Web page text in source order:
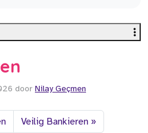
door Nilay Geçmen
Veilig Bankieren